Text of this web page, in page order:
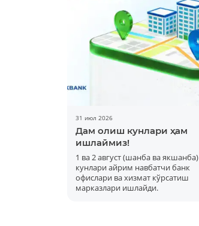
31 июл 2026
Дам олиш кунлари ҳам
ишлаймиз!
1 ва 2 август (шанба ва якшанба)
кунлари айрим навбатчи банк
офислари ва хизмат кўрсатиш
марказлари ишлайди.